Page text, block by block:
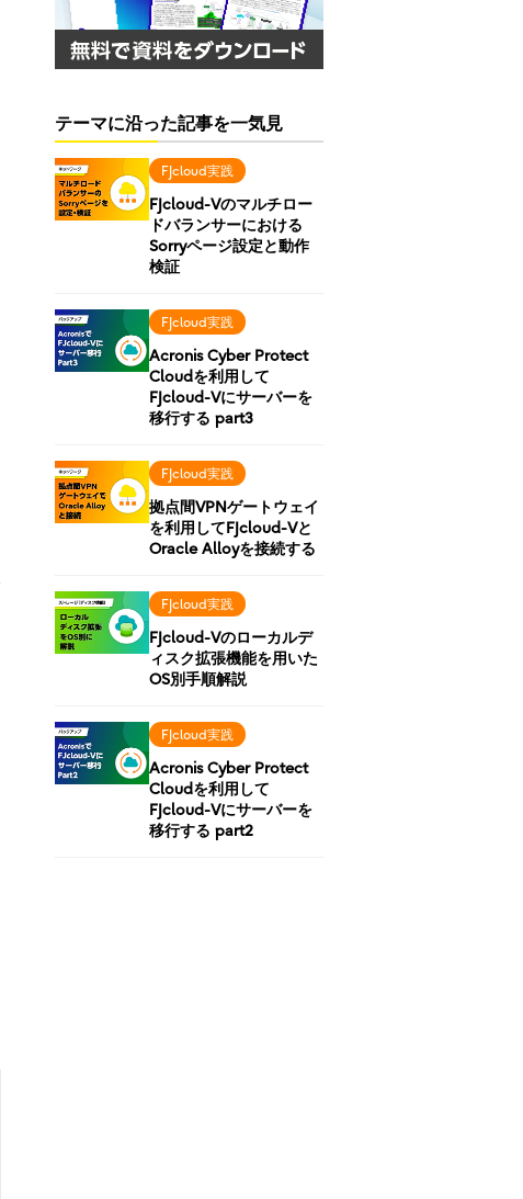
テーマに沿った記事を一気見
FJcloud実践
FJcloud-Vのマルチロー
ドバランサーにおける
Sorryページ設定と動作
検証
FJcloud実践
Acronis Cyber Protect
Cloudを利用して
FJcloud-Vにサーバーを
移行する part3
FJcloud実践
拠点間VPNゲートウェイ
を利用してFJcloud-Vと
Oracle Alloyを接続する
FJcloud実践
FJcloud-Vのローカルデ
ィスク拡張機能を用いた
OS別手順解説
FJcloud実践
Acronis Cyber Protect
Cloudを利用して
FJcloud-Vにサーバーを
移行する part2